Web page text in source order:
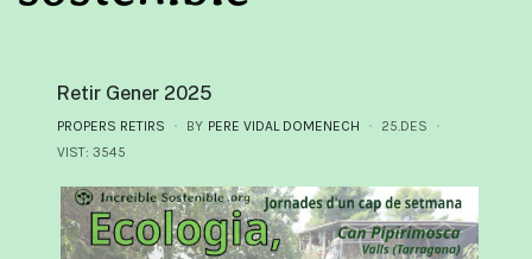
Retir Gener 2025
PROPERS RETIRS BY PERE VIDAL DOMENECH
25.DES
VIST: 3545